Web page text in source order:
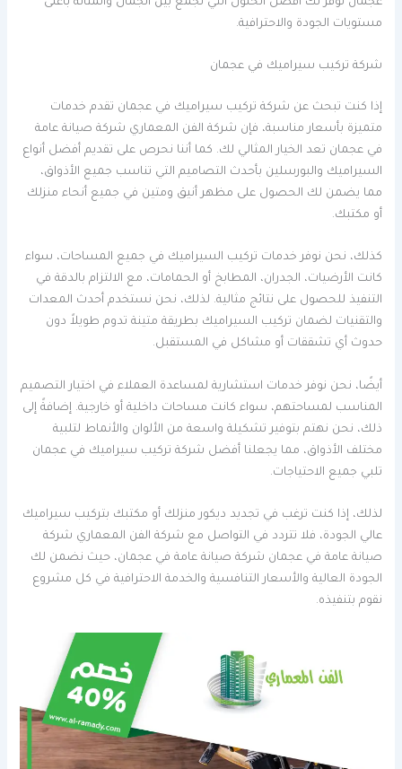
مستويات الجودة والاحترافية.
شركة تركيب سيراميك في عجمان
إذا كنت تبحث عن شركة تركيب سيراميك في عجمان تقدم خدمات
متميزة بأسعار مناسبة، فإن شركة الفن المعماري شركة صيانة عامة
في عجمان تعد الخيار المثالي لك. كما أننا نحرص على تقديم أفضل أنواع
السيراميك والبورسلين بأحدث التصاميم التي تناسب جميع الأذواق،
مما يضمن لك الحصول على مظهر أنيق ومتين في جميع أنحاء منزلك
أو مكتبك.
كذلك، نحن نوفر خدمات تركيب السيراميك في جميع المساحات، سواء
كانت الأرضيات، الجدران، المطابخ أو الحمامات، مع الالتزام بالدقة في
التنفيذ للحصول على نتائج مثالية. لذلك، نحن نستخدم أحدث المعدات
والتقنيات لضمان تركيب السيراميك بطريقة متينة تدوم طويلاً دون
حدوث أي تشققات أو مشاكل في المستقبل.
أيضًا، نحن نوفر خدمات استشارية لمساعدة العملاء في اختيار التصميم
المناسب لمساحتهم، سواء كانت مساحات داخلية أو خارجية. إضافةً إلى
ذلك، نحن نهتم بتوفير تشكيلة واسعة من الألوان والأنماط لتلبية
مختلف الأذواق، مما يجعلنا أفضل شركة تركيب سيراميك في عجمان
تلبي جميع الاحتياجات.
لذلك، إذا كنت ترغب في تجديد ديكور منزلك أو مكتبك بتركيب سيراميك
عالي الجودة، فلا تتردد في التواصل مع شركة الفن المعماري شركة
صيانة عامة في عجمان شركة صيانة عامة في عجمان، حيث نضمن لك
الجودة العالية والأسعار التنافسية والخدمة الاحترافية في كل مشروع
نقوم بتنفيذه.